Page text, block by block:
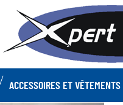
ACCESSOIRES ET VÊTEMENTS